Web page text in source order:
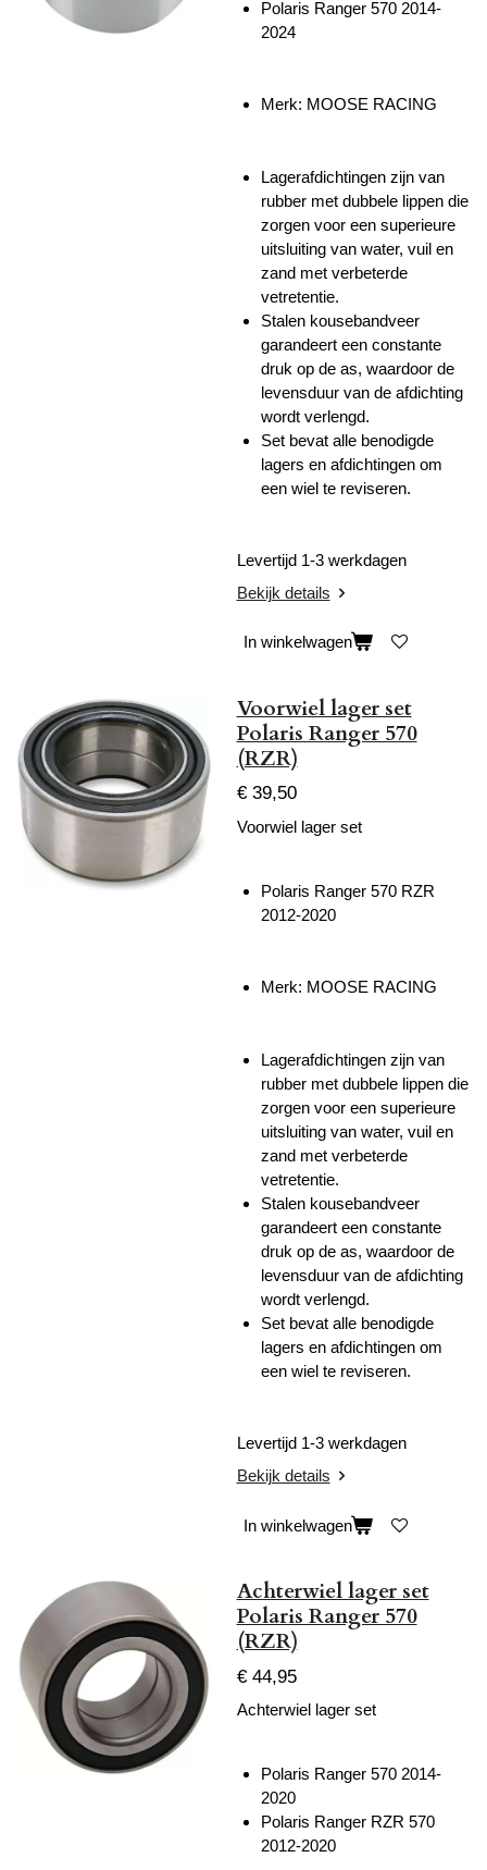
Polaris Ranger 570 2014-
2024
Merk: MOOSE RACING
Lagerafdichtingen zijn van
rubber met dubbele lippen die
zorgen voor een superieure
uitsluiting van water, vuil en
zand met verbeterde
vetretentie.
Stalen kousebandveer
garandeert een constante
druk op de as, waardoor de
levensduur van de afdichting
wordt verlengd.
Set bevat alle benodigde
lagers en afdichtingen om
een ​​wiel te reviseren.
Levertijd 1-3 werkdagen
Bekijk details
In winkelwagen
Voorwiel lager set
Polaris Ranger 570
(RZR)
€ 39,50
Voorwiel lager set
Polaris Ranger 570 RZR
2012-2020
Merk: MOOSE RACING
Lagerafdichtingen zijn van
rubber met dubbele lippen die
zorgen voor een superieure
uitsluiting van water, vuil en
zand met verbeterde
vetretentie.
Stalen kousebandveer
garandeert een constante
druk op de as, waardoor de
levensduur van de afdichting
wordt verlengd.
Set bevat alle benodigde
lagers en afdichtingen om
een ​​wiel te reviseren.
Levertijd 1-3 werkdagen
Bekijk details
In winkelwagen
Achterwiel lager set
Polaris Ranger 570
(RZR)
€ 44,95
Achterwiel lager set
Polaris Ranger 570 2014-
2020
Polaris Ranger RZR 570
2012-2020